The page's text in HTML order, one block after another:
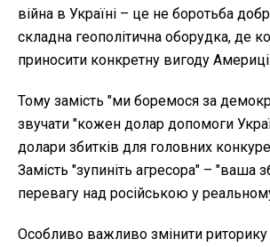
війна в Україні – це не боротьба
складна геополітична оборудка, де
приносити конкретну вигоду Америці.
Тому замість "ми боремося за
звучати "кожен долар допомоги
долари збитків для головних
Замість "зупиніть агресора" – "ваша
перевагу над російською у
Особливо важливо змінити